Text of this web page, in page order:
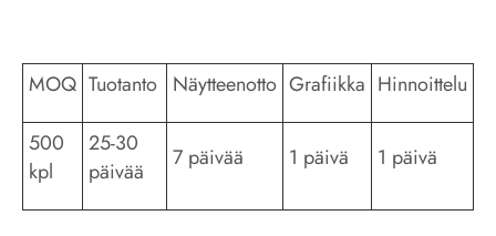
MOQ Tuotanto Näytteenotto Grafiikka Hinnoittelu
500
kpl
25-30
päivää
7 päivää 1 päivä 1 päivä